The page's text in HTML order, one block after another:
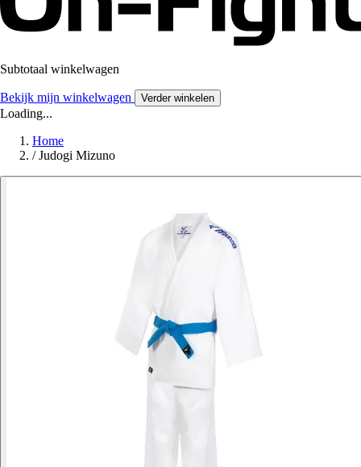
Subtotaal winkelwagen
Bekijk mijn winkelwagen Verder winkelen
Loading...
Home
/ Judogi Mizuno